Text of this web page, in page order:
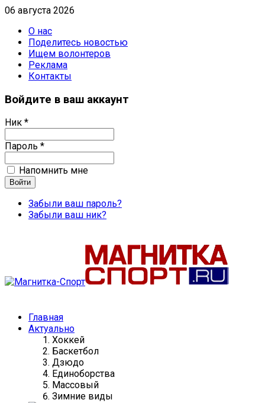
06 августа 2026
О нас
Поделитесь новостью
Ищем волонтеров
Реклама
Контакты
Войдите в ваш аккаунт
Ник *
Пароль *
Напомнить мне
Забыли ваш пароль?
Забыли ваш ник?
Главная
Актуально
Хоккей
Баскетбол
Дзюдо
Единоборства
Массовый
Зимние виды